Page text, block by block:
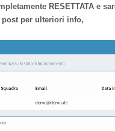
RESETTATA e
per ulteriori info,